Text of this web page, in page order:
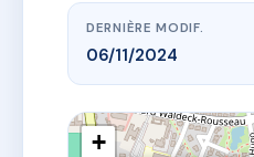
DERNIÈRE MODIF.
06/11/2024
+